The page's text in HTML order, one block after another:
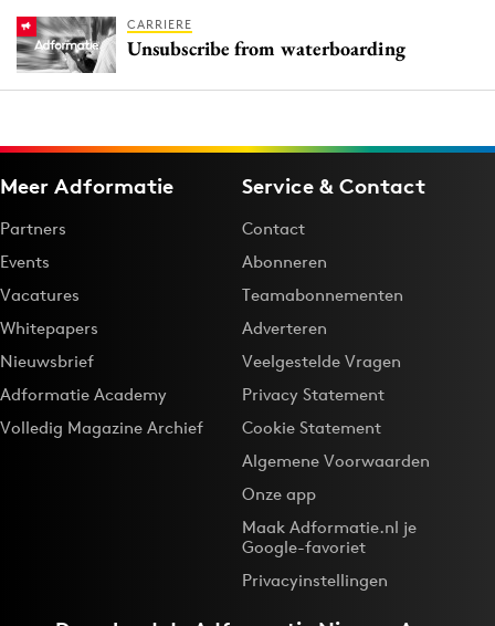
CARRIERE
Unsubscribe from waterboarding
Meer Adformatie
Partners
Events
Vacatures
Whitepapers
Nieuwsbrief
Adformatie Academy
Volledig Magazine Archief
Service & Contact
Contact
Abonneren
Teamabonnementen
Adverteren
Veelgestelde Vragen
Privacy Statement
Cookie Statement
Algemene Voorwaarden
Onze app
Maak Adformatie.nl je
Google-favoriet
Privacyinstellingen